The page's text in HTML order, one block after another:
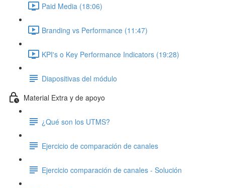
Paid Media (18:06)
Branding vs Performance (11:47)
KPI's o Key Performance Indicators (19:28)
Diapositivas del módulo
Material Extra y de apoyo
¿Qué son los UTMS?
Ejercicio de comparación de canales
Ejercicio comparación de canales - Solución